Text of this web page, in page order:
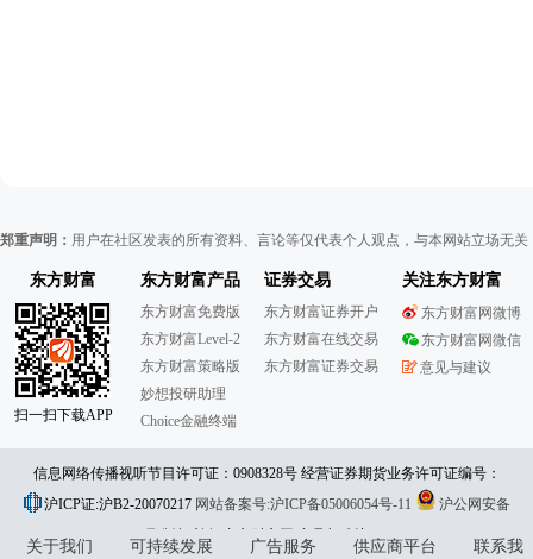
郑重声明： 用户在社区发表的所有资料、言论等仅代表个人观点，与本网站立场无
东方财富
扫一扫下载APP
东方财富产品
东方财富免费版
东方财富Level-2
东方财富策略版
妙想投研助理
Choice金融终端
证券交易
东方财富证券开户
东方财富在线交易
东方财富证券交易
关注东方财富
东方财富网微博
东方财富网微信
意见与建议
信息网络传播视听节目许可证：0908328号 经营证券期货业务许可证编号：
913101046312860336 违法和不良信息举报:021-61278686 举报邮箱：
jubao@eastmoney.com
沪ICP证:沪B2-20070217 网站备案号:沪ICP备05006054号-11
沪公网安备
31010402000120号版权所有:东方财富网意见与建议:4000300059/952500
关于我们 可持续发展 广告服务 供应商平台
联系我